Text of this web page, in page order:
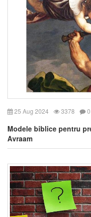
25 Aug 2024 3378 0
Modele biblice pentru
Avraam